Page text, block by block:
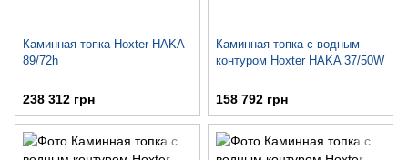
Каминная топка Hoxter HAKA
89/72h
238 312 грн
Каминная топка с водным
контуром Hoxter HAKA 37/50W
158 792 грн